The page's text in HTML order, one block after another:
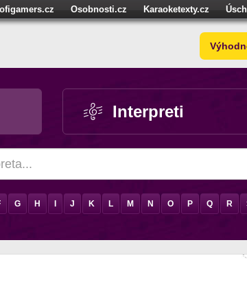
Osobnosti.cz Karaoketexty.cz
Interpreti
G H J K L M N O P Q R